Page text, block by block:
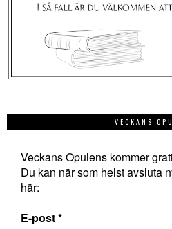
VECKANS
Veckans Opulens kommer
Du kan när som helst avsluta
här:
E-post*